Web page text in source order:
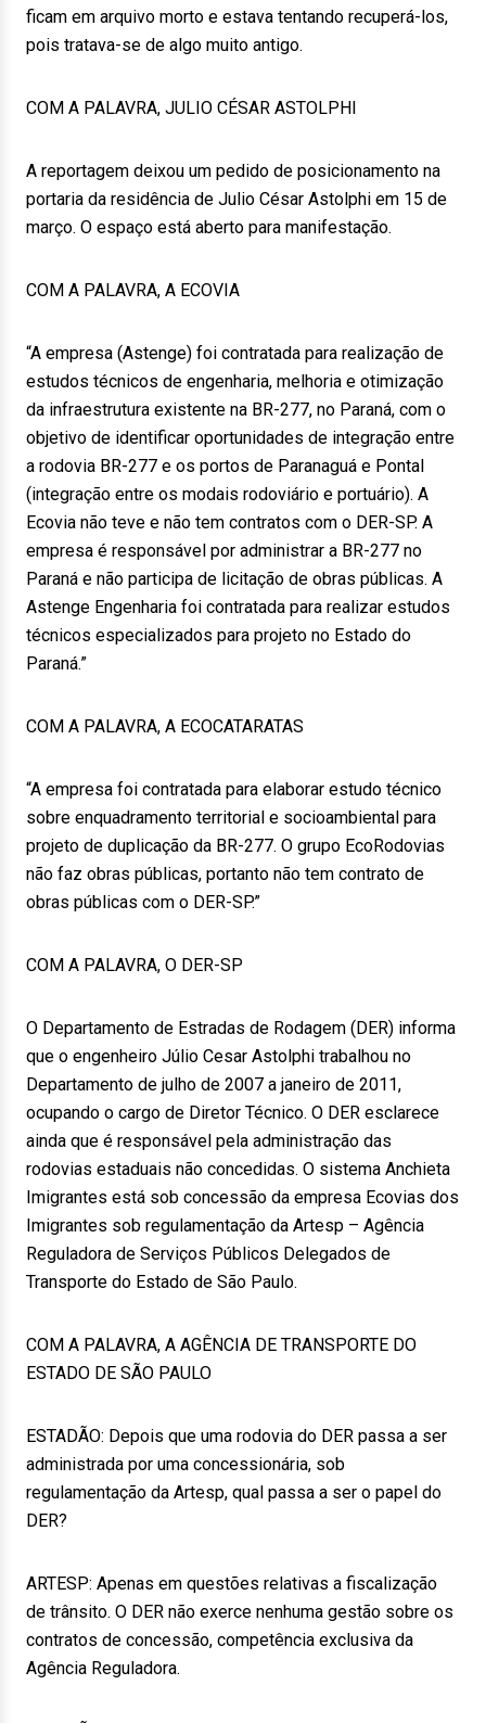
ficam em arquivo morto e estava tentando recuperá-los,
pois tratava-se de algo muito antigo.
COM A PALAVRA, JULIO CÉSAR ASTOLPHI
A reportagem deixou um pedido de posicionamento na
portaria da residência de Julio César Astolphi em 15 de
março. O espaço está aberto para manifestação.
COM A PALAVRA, A ECOVIA
“A empresa (Astenge) foi contratada para realização de
estudos técnicos de engenharia, melhoria e otimização
da infraestrutura existente na BR-277, no Paraná, com o
objetivo de identificar oportunidades de integração entre
a rodovia BR-277 e os portos de Paranaguá e Pontal
(integração entre os modais rodoviário e portuário). A
Ecovia não teve e não tem contratos com o DER-SP. A
empresa é responsável por administrar a BR-277 no
Paraná e não participa de licitação de obras públicas. A
Astenge Engenharia foi contratada para realizar estudos
técnicos especializados para projeto no Estado do
Paraná.”
COM A PALAVRA, A ECOCATARATAS
“A empresa foi contratada para elaborar estudo técnico
sobre enquadramento territorial e socioambiental para
projeto de duplicação da BR-277. O grupo EcoRodovias
não faz obras públicas, portanto não tem contrato de
obras públicas com o DER-SP.”
COM A PALAVRA, O DER-SP
O Departamento de Estradas de Rodagem (DER) informa
que o engenheiro Júlio Cesar Astolphi trabalhou no
Departamento de julho de 2007 a janeiro de 2011,
ocupando o cargo de Diretor Técnico. O DER esclarece
ainda que é responsável pela administração das
rodovias estaduais não concedidas. O sistema Anchieta
Imigrantes está sob concessão da empresa Ecovias dos
Imigrantes sob regulamentação da Artesp – Agência
Reguladora de Serviços Públicos Delegados de
Transporte do Estado de São Paulo.
COM A PALAVRA, A AGÊNCIA DE TRANSPORTE DO
ESTADO DE SÃO PAULO
ESTADÃO: Depois que uma rodovia do DER passa a ser
administrada por uma concessionária, sob
regulamentação da Artesp, qual passa a ser o papel do
DER?
ARTESP: Apenas em questões relativas a fiscalização
de trânsito. O DER não exerce nenhuma gestão sobre os
contratos de concessão, competência exclusiva da
Agência Reguladora.